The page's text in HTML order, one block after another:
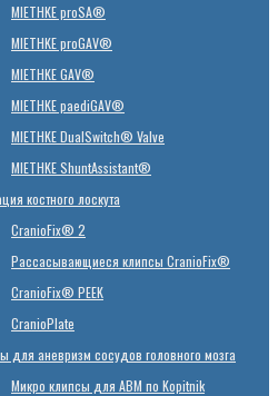
MIETHKE proSA®
MIETHKE proGAV®
MIETHKE GAV®
MIETHKE paediGAV®
MIETHKE DualSwitch® Valve
MIETHKE ShuntAssistant®
костного лоскута
CranioFix® 2
Рассасывающиеся клипсы CranioFix®
CranioFix® PEEK
CranioPlate
для аневризм сосудов головного мозга
Микро клипсы для АВМ по Kopitnik